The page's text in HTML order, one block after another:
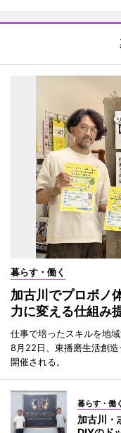
暮らす・働く
加古川でプロボノ
力に変える仕組み
仕事で培ったスキルを地
8月22日、東播磨生活創
開催される。
暮らす・働く
加古川